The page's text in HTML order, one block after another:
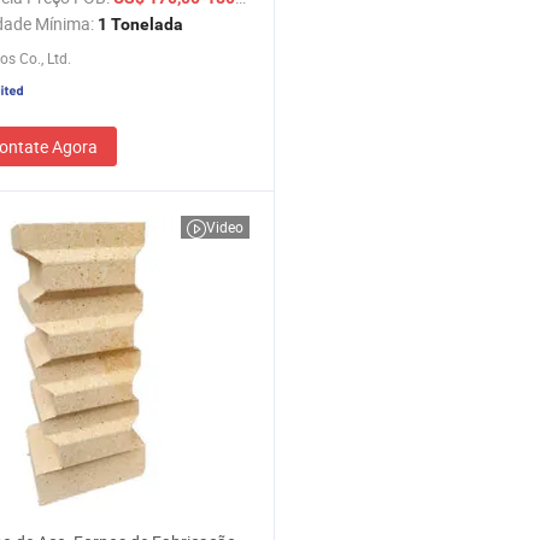
Mínima: 1 Tonelada
Co., Ltd.
Agora
Video